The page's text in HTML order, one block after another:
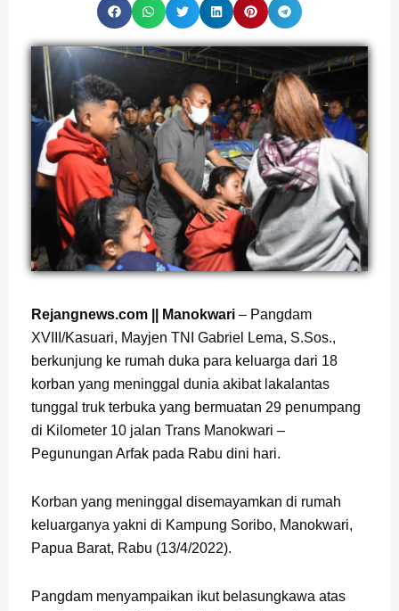
Rejangnews.com || Manokwari– Pangdam
XVIII/Kasuari, Mayjen TNI Gabriel Lema, S.Sos.,
berkunjung ke rumah duka para keluarga dari 18
korban yang meninggal dunia akibat lakalantas
tunggal truk terbuka yang bermuatan 29 penumpang
di Kilometer 10 jalan Trans Manokwari –
Pegunungan Arfak pada Rabu dini hari.
Korban yang meninggal disemayamkan di rumah
keluarganya yakni di Kampung Soribo, Manokwari,
Papua Barat, Rabu (13/4/2022).
Pangdam menyampaikan ikut belasungkawa atas